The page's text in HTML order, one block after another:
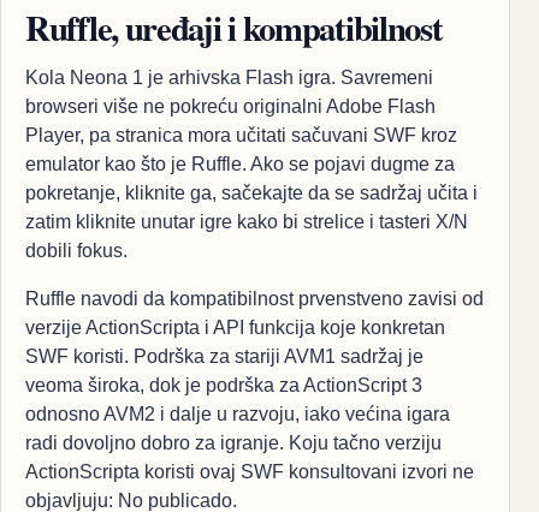
Ruffle, uređaji i kompatibilnost
Kola Neona 1 je arhivska Flash igra. Savremeni
browseri više ne pokreću originalni Adobe Flash
Player, pa stranica mora učitati sačuvani SWF kroz
emulator kao što je Ruffle. Ako se pojavi dugme za
pokretanje, kliknite ga, sačekajte da se sadržaj učita i
zatim kliknite unutar igre kako bi strelice i tasteri X/N
dobili fokus.
Ruffle navodi da kompatibilnost prvenstveno zavisi od
verzije ActionScripta i API funkcija koje konkretan
SWF koristi. Podrška za stariji AVM1 sadržaj je
veoma široka, dok je podrška za ActionScript 3
odnosno AVM2 i dalje u razvoju, iako većina igara
radi dovoljno dobro za igranje. Koju tačno verziju
ActionScripta koristi ovaj SWF konsultovani izvori ne
objavljuju: No publicado.